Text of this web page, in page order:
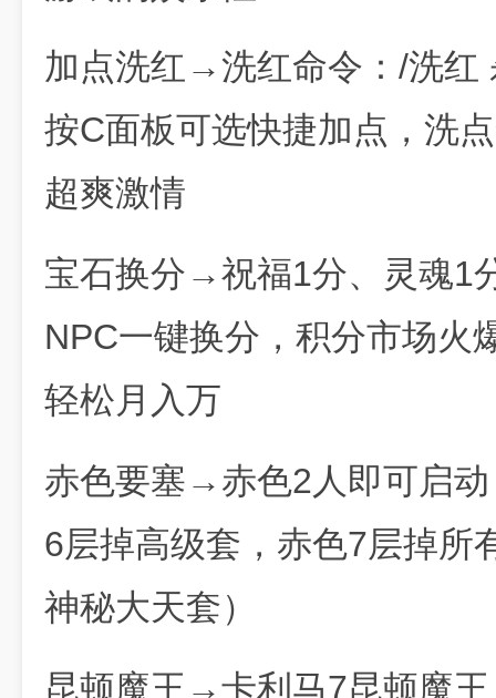
加点洗红→洗红命令：/洗红
按C面板可选快捷加点，洗
超爽激情
宝石换分→祝福1分、灵魂1
NPC一键换分，积分市场火
轻松月入万
赤色要塞→赤色2人即可启
6层掉高级套，赤色7层掉所
神秘大天套）
昆顿魔王→卡利马7昆顿魔